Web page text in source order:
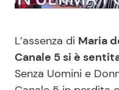
Casa
Moda e Style
Mondo Mamma
L’assenza di Maria
Canale 5 si è
Senza Uomini e